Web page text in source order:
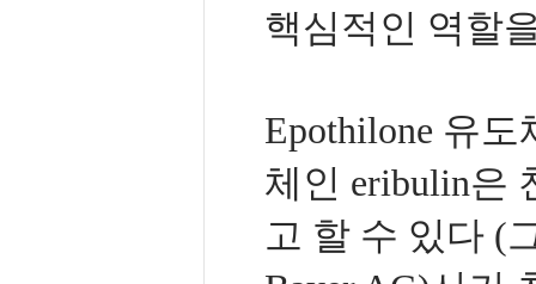
핵심적인 역할
Epothilone 유
체인 eribulin은
고 할 수 있다 (